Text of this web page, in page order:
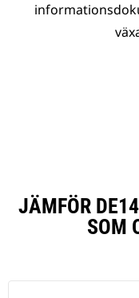
JÄMFÖR
SOM